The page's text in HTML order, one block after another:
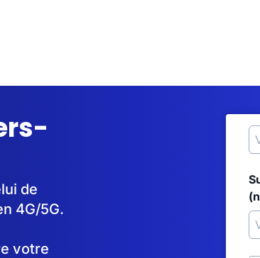
de
4G/5G.
votre